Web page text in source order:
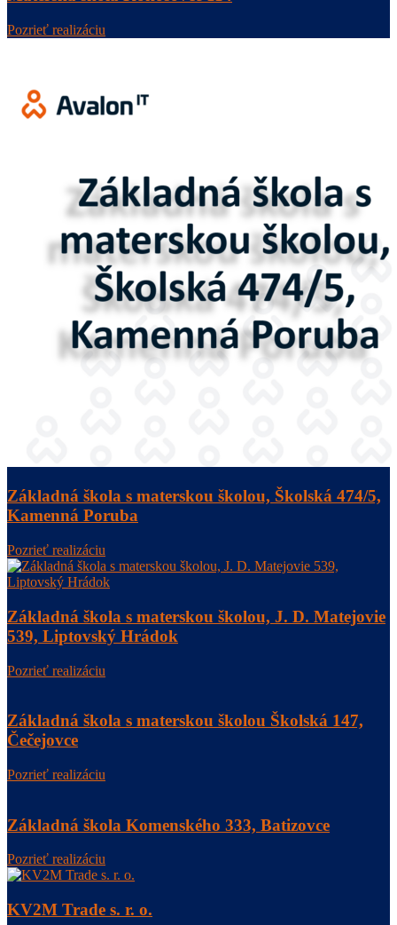
Pozrieť realizáciu
Základná škola s materskou školou, Školská 474/5,
Kamenná Poruba
Pozrieť realizáciu
Základná škola s materskou školou, J. D. Matejovie
539, Liptovský Hrádok
Pozrieť realizáciu
Základná škola s materskou školou Školská 147,
Čečejovce
Pozrieť realizáciu
Základná škola Komenského 333, Batizovce
Pozrieť realizáciu
KV2M Trade s. r. o.